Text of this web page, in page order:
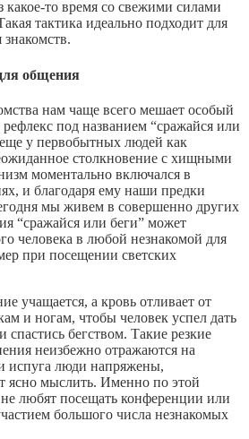
какое-то время со свежими силами
тактика идеально подходит для
общения
нам чаще всего мешает особый
под названием “сражайся или
у первобытных людей как
столкновение с хищными
моментально включался в
и благодаря ему наши предки
мы живем в совершенно других
“сражайся или беги” может
человека в любой незнакомой для
при посещении светских
учащается, а кровь отливает от
и ногам, чтобы человек успел дать
бегством. Такие резкие
неизбежно отражаются на
испуга люди напряжены,
ясно мыслить. Именно по этой
любят посещать конференции или
большого числа незнакомых